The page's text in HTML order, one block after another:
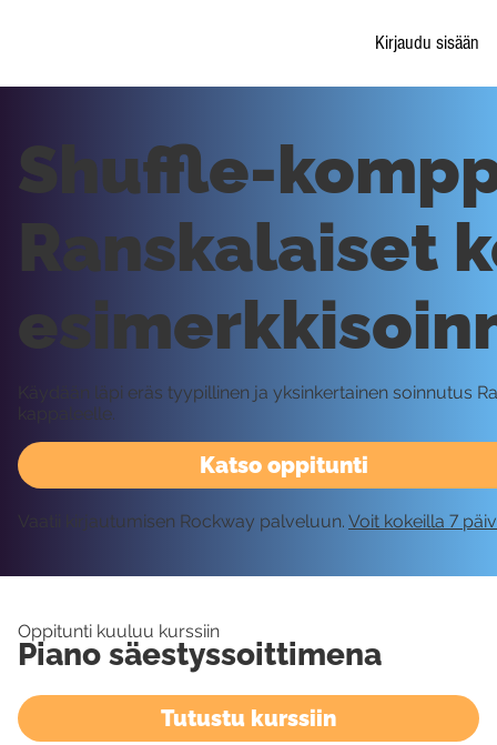
Kirjaudu sisään
Katso oppitunti
Shuffle-
Ranskalaiset
Käydään läpi eräs tyypillinen ja yksinkertainen soinnutus
kappaleelle.
Vaatii kirjautumisen Rockway palveluun. Voit kokeilla 7
Oppitunti kuuluu kurssiin
Piano säestyssoittimena
Tutustu kurssiin